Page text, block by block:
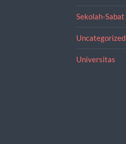
Sekolah-Sabat
Uncategorized
Universitas